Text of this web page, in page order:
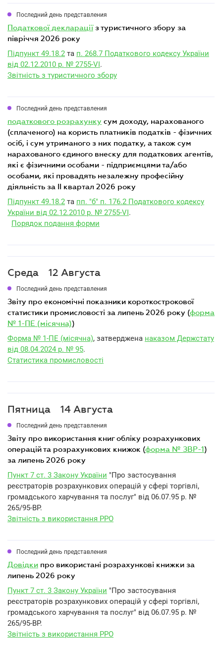
Последний день представления
податкової декларації з туристичного збору за
півріччя 2026 року
Підпункт 49.18.2 та п. 268.7 Податкового кодексу України
від 02.12.2010 р. № 2755-VI.
Звітність з туристичного збору
Последний день представления
податкового розрахунку сум доходу, нарахованого
(сплаченого) на користь платників податків - фізичних
осіб, і сум утриманого з них податку, а також сум
нарахованого єдиного внеску для податкових агентів,
які є фізичними особами - підприємцями та/або
особами, які провадять незалежну професійну
діяльність за II квартал 2026 року
Підпункт 49.18.2 та пп. "б" п. 176.2 Податкового кодексу
України від 02.12.2010 р. № 2755-VI.
Порядок подання форми
Среда 12 Августа
Последний день представления
звіту про економічні показники короткострокової
статистики промисловості за липень 2026 року (форма
№ 1-ПЕ (місячна))
Форма № 1-ПЕ (місячна), затверджена наказом Держстату
від 08.04.2024 р. № 95.
Статистика промисловості
Пятница 14 Августа
Последний день представления
звіту про використання книг обліку розрахункових
операцій та розрахункових книжок (форма № ЗВР-1)
за липень 2026 року
Пункт 7 ст. 3 Закону України "Про застосування
реєстраторів розрахункових операцій у сфері торгівлі,
громадського харчування та послуг" від 06.07.95 р. №
265/95-ВР.
Звітність з використання РРО
Последний день представления
довідки про використані розрахункові книжки за
липень 2026 року
Пункт 7 ст. 3 Закону України "Про застосування
реєстраторів розрахункових операцій у сфері торгівлі,
громадського харчування та послуг" від 06.07.95 р. №
265/95-ВР.
Звітність з використання РРО